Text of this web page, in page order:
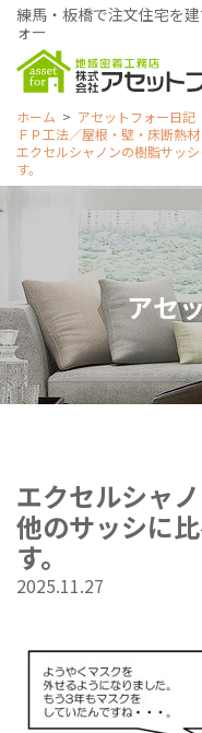
練馬・板橋で注文住宅を
ォー
ホーム
アセットフォー日記
ＦＰ工法／屋根・壁・床断熱
エクセルシャノンの樹脂サッ
す。
アセ
エクセルシャ
他のサッシに
す。
2025.11.27